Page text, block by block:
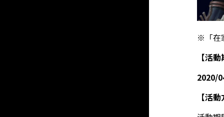
※「在
【活
2020/
【活